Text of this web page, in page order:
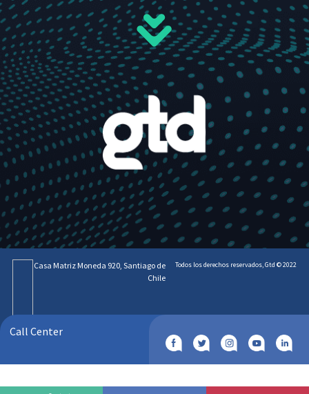
Casa Matriz Moneda 920, Santiago de
Chile
Todos los derechos reservados, Gtd © 2022
Call Center